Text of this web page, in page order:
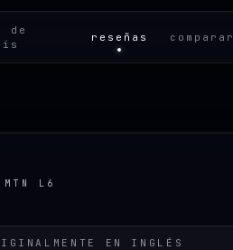
de
reseñas comparar
L6
EN INGLÉS